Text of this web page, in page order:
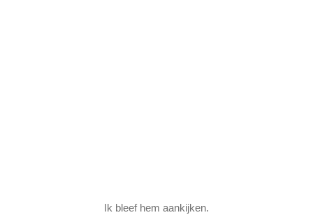
Ik bleef hem aankijken.